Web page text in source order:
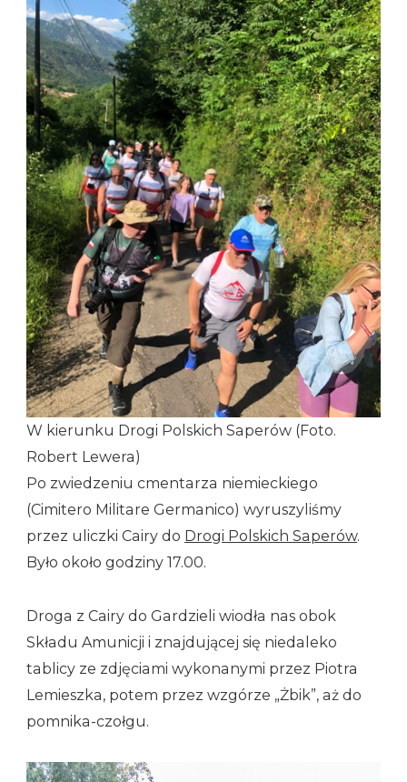
W kierunku Drogi Polskich Saperów (Foto.
Robert Lewera)
Po zwiedzeniu cmentarza niemieckiego
(Cimitero Militare Germanico) wyruszyliśmy
przez uliczki Cairy do Drogi Polskich Saperów.
Było około godziny 17.00.
Droga z Cairy do Gardzieli wiodła nas obok
Składu Amunicji i znajdującej się niedaleko
tablicy ze zdjęciami wykonanymi przez Piotra
Lemieszka, potem przez wzgórze „Żbik”, aż do
pomnika-czołgu.